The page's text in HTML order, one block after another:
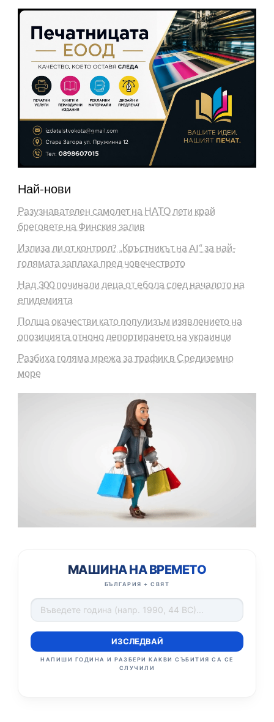
Най-нови
Разузнавателен самолет на НАТО лети край
бреговете на Финския залив
Излиза ли от контрол? „Кръстникът на AI“ за най-
голямата заплаха пред човечеството
Над 300 починали деца от ебола след началото на
епидемията
Полша окачестви като популизъм изявлението на
опозицията отноно депортирането на украинци
Разбиха голяма мрежа за трафик в Средиземно
море
МАШИНА НА ВРЕМЕТО
БЪЛГАРИЯ + СВЯТ
ИЗСЛЕДВАЙ
НАПИШИ ГОДИНА И РАЗБЕРИ КАКВИ СЪБИТИЯ СА СЕ
СЛУЧИЛИ